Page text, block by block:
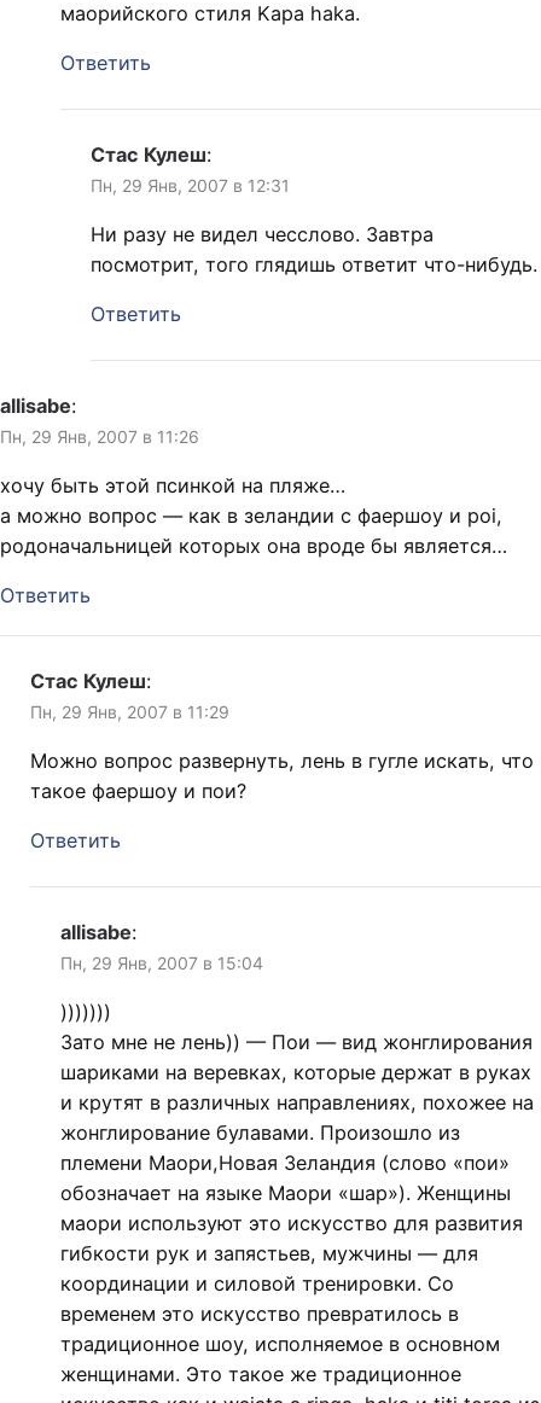
маорийского стиля Kapa haka.
Ответить
Стас Кулеш:
Пн, 29 Янв, 2007 в 12:31
Ни разу не видел чесслово. Завтра
посмотрит, того глядишь ответит что-нибудь.
Ответить
allisabe:
Пн, 29 Янв, 2007 в 11:26
хочу быть этой псинкой на пляже…
а можно вопрос — как в зеландии с фаершоу и poi,
родоначальницей которых она вроде бы является…
Ответить
Стас Кулеш:
Пн, 29 Янв, 2007 в 11:29
Можно вопрос развернуть, лень в гугле искать, что
такое фаершоу и пои?
Ответить
allisabe:
Пн, 29 Янв, 2007 в 15:04
)))))))
Зато мне не лень)) — Пои — вид жонглирования
шариками на веревках, которые держат в руках
и крутят в различных направлениях, похожее на
жонглирование булавами. Произошло из
племени Маори,Новая Зеландия (слово «пои»
обозначает на языке Маори «шар»). Женщины
маори используют это искусство для развития
гибкости рук и запястьев, мужчины — для
координации и силовой тренировки. Со
временем это искусство превратилось в
традиционное шоу, исполняемое в основном
женщинами. Это такое же традиционное